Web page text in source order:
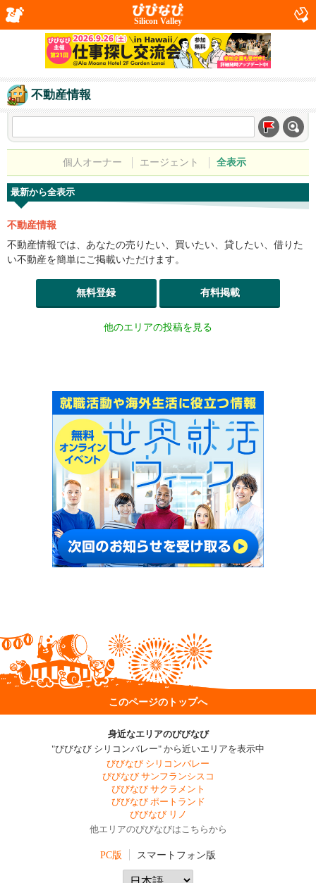
Silicon Valley
不動産情報
個人オーナー エージェント 全表示
最新から全表示
不動産情報
不動産情報では、あなたの売りたい、買いたい、貸したい、借りた
い不動産を簡単にご掲載いただけます。
無料登録 有料掲載
他のエリアの投稿を見る
このページのトップへ
身近なエリアのびびなび
"びびなび シリコンバレー" から近いエリアを表示中
びびなび シリコンバレー
びびなび サンフランシスコ
びびなび サクラメント
びびなび ポートランド
びびなび リノ
他エリアのびびなびはこちらから
PC版 スマートフォン版